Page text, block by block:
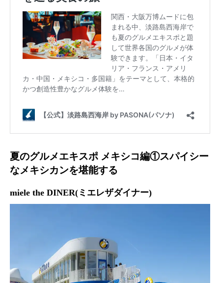
夏のグルメエキスポ メキシコ編①スパイシー
なメキシカンを堪能する
miele the DINER(ミエレザダイナー)